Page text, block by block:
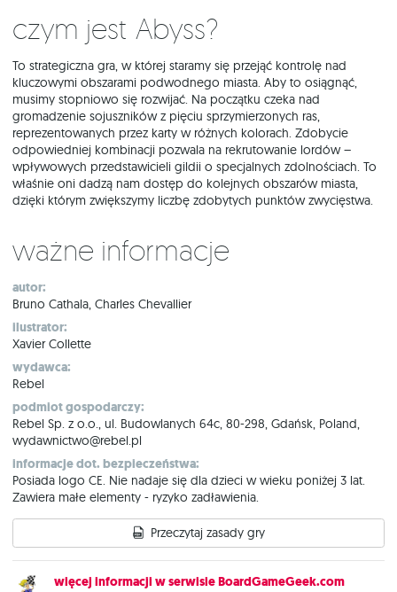
Czym jest Abyss?
To strategiczna gra, w której staramy się przejąć kontrolę nad
kluczowymi obszarami podwodnego miasta. Aby to osiągnąć,
musimy stopniowo się rozwijać. Na początku czeka nad
gromadzenie sojuszników z pięciu sprzymierzonych ras,
reprezentowanych przez karty w różnych kolorach. Zdobycie
odpowiedniej kombinacji pozwala na rekrutowanie lordów –
wpływowych przedstawicieli gildii o specjalnych zdolnościach. To
właśnie oni dadzą nam dostęp do kolejnych obszarów miasta,
dzięki którym zwiększymy liczbę zdobytych punktów zwycięstwa.
Ważne informacje
autor:
Bruno Cathala, Charles Chevallier
ilustrator:
Xavier Collette
wydawca:
Rebel
podmiot gospodarczy:
Rebel Sp. z o.o., ul. Budowlanych 64c, 80-298, Gdańsk, Poland,
wydawnictwo@rebel.pl
informacje dot. bezpieczeństwa:
Posiada logo CE. Nie nadaje się dla dzieci w wieku poniżej 3 lat.
Zawiera małe elementy - ryzyko zadławienia.
Przeczytaj zasady gry
więcej informacji w serwisie BoardGameGeek.com